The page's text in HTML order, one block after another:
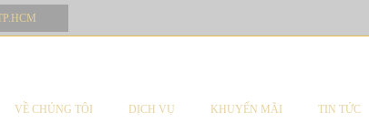
VỀ CHÚNG TÔI DỊCH VỤ KHUYẾN MÃI TIN TỨC